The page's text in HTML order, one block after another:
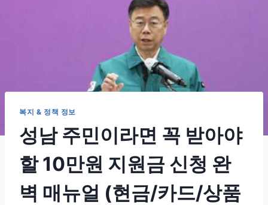
복지 & 정책 정보
성남 주민이라면 꼭 받아야
할 10만원 지원금 신청 완
벽 매뉴얼 (현금/카드/상품